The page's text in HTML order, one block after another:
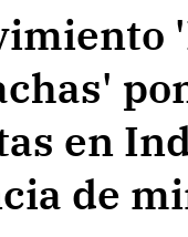
en
de